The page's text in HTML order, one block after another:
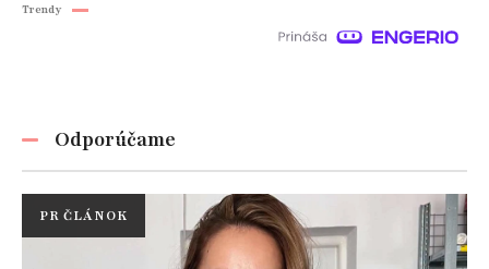
Trendy
Odporúčame
PR ČLÁNOK